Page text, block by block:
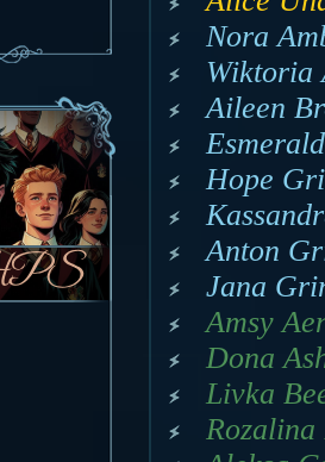
Nora
Wiktoria
Aileen
Hope
Anton
Jana
Amsy
Dona
Livka